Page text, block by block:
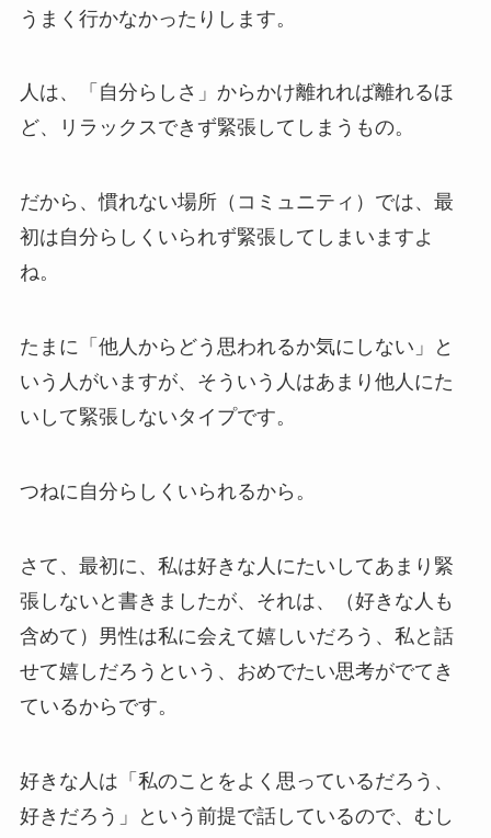
うまく行かなかったりします。
人は、「自分らしさ」からかけ離れれば離れるほ
ど、リラックスできず緊張してしまうもの。
だから、慣れない場所（コミュニティ）では、最
初は自分らしくいられず緊張してしまいますよ
ね。
たまに「他人からどう思われるか気にしない」と
いう人がいますが、そういう人はあまり他人にた
いして緊張しないタイプです。
つねに自分らしくいられるから。
さて、最初に、私は好きな人にたいしてあまり緊
張しないと書きましたが、それは、（好きな人も
含めて）男性は私に会えて嬉しいだろう、私と話
せて嬉しだろうという、おめでたい思考がでてき
ているからです。
好きな人は「私のことをよく思っているだろう、
好きだろう」という前提で話しているので、むし